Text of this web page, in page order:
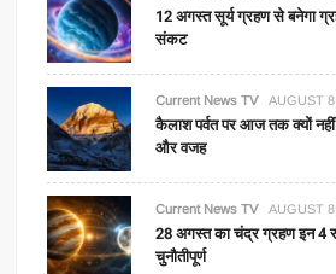
12 अगस्त सूर्य ग्रहण से बनेगा
संकट
Current News TV AUGUST
कैलाश पर्वत पर आज तक क्यों
और वजह
Current News TV AUGUST
28 अगस्त का चंद्र ग्रहण इन 4
चुनौतीपूर्ण